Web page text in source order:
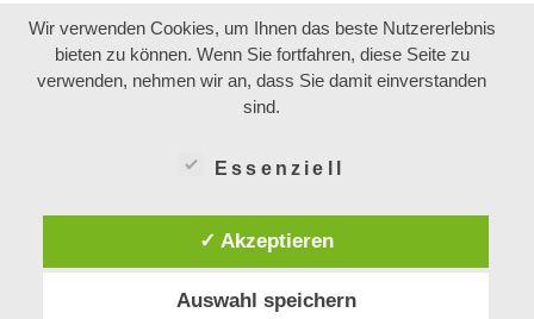
Wir verwenden Cookies, um Ihnen das beste Nutzererlebnis
bieten zu können. Wenn Sie fortfahren, diese Seite zu
verwenden, nehmen wir an, dass Sie damit einverstanden
sind.
Essenziell
✓ Akzeptieren
Auswahl speichern